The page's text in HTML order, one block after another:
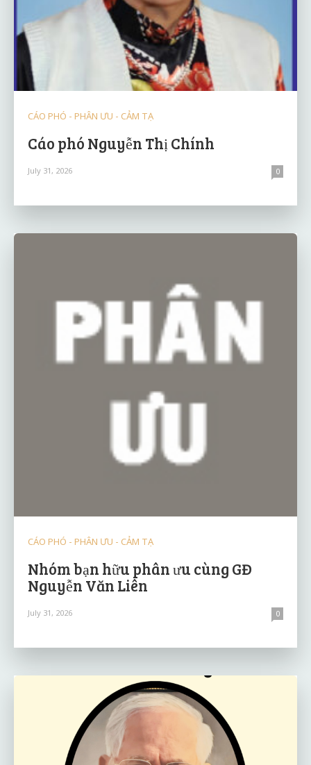
CÁO PHÓ - PHÂN ƯU - CẢM TẠ
Cáo phó Nguyễn Thị Chính
July 31, 2026 0
CÁO PHÓ - PHÂN ƯU - CẢM TẠ
Nhóm bạn hữu phân ưu cùng GĐ
Nguyễn Văn Liên
July 31, 2026 0